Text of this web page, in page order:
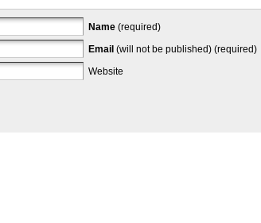
Name (required)
Email (will not be published) (required)
Website